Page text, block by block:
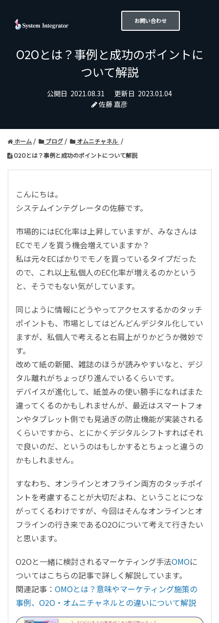
お問い合わせ
O2Oとは？事例と成功のポイントに
ついて解説
公開日 2021.08.31 更新日 2023.01.04
佐藤 嘉彦
ホーム ブログ
オムニチャネル
O2Oとは？事例と成功のポイントについて解説
こんにちは。
システムインテグレータの佐藤です。
市場的にはEC化率は上昇していますが、みなさんは
ECでモノを買う機会増えていますか？
私は元々ECばかりでモノを買っているタイプだった
ので、これ以上私個人のEC化率が増えるのかという
と、そうでもない気がしています。
同じように情報にどうやってアクセスするかのタッチ
ポイントも、市場としてはどんどんデジタル化してい
ますが、私個人で考えると右肩上がりかどうか微妙で
す。
改めて紙の新聞、雑誌のほうが読みやすいなと、デジ
タル離れがちょっぴり進んでいるくらいです。
デバイスが進化して、紙並みの使い勝手になればまた
違ってくるのかもしれませんが、最近はスマートフォ
ンやタブレット側でも見過ぎの防止機能が実装される
くらいですから、とにかくデジタルシフトすればそれ
で良いのだ、というのはもしかするとちょっと違うの
かもしれません。
すなわち、オンラインとオフライン両方のタッチポイ
ントを考慮することが大切だよね、ということにつな
がってくるわけですが、今回はそんなオンラインとオ
フラインの行き来であるO2Oについて考えて行きたい
と思います。
O2Oと一緒に検討されるマーケティング手法OMOに
ついてはこちらの記事で詳しく解説しています。
関連記事： OMOとは？意味やマーケティング施策の
事例、O2O・オムニチャネルとの違いについて解説